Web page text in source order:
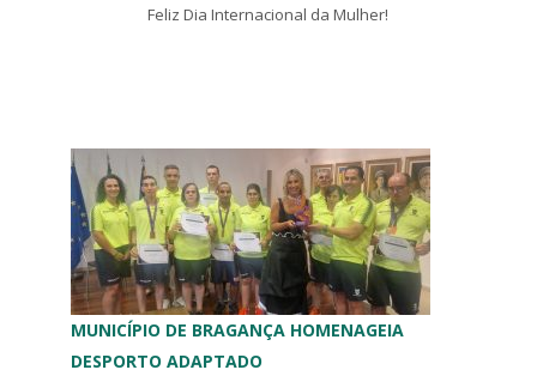
Feliz Dia Internacional da Mulher!
MUNICÍPIO DE BRAGANÇA HOMENAGEIA
DESPORTO ADAPTADO